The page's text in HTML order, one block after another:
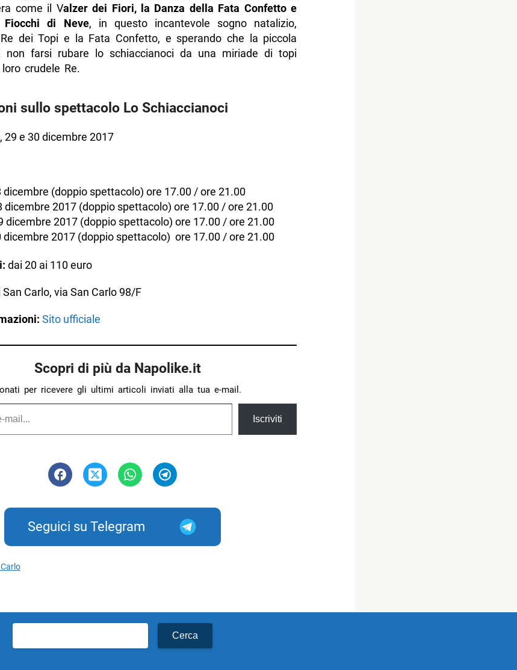
come il Valzer dei Fiori, la Danza della Fata Confetto e
di Neve, in questo incantevole sogno natalizio,
dei Topi e la Fata Confetto, e sperando che la piccola
non farsi rubare lo schiaccianoci da una miriade di topi
crudele Re.
sullo spettacolo Lo Schiaccianoci
29 e 30 dicembre 2017
dicembre (doppio spettacolo) ore 17.00 / ore 21.00
dicembre 2017 (doppio spettacolo) ore 17.00 / ore 21.00
dicembre 2017 (doppio spettacolo) ore 17.00 / ore 21.00
dicembre 2017 (doppio spettacolo) ore 17.00 / ore 21.00
dai 20 ai 110 euro
Carlo, via San Carlo 98/F
Sito ufficiale
Scopri di più da Napolike.it
per ricevere gli ultimi articoli inviati alla tua e-mail.
Iscriviti
Seguici su Telegram
per: